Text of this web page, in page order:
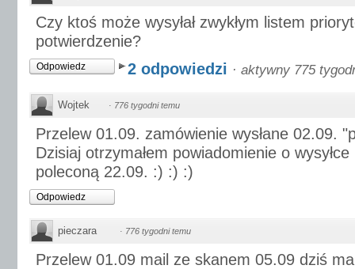
Czy ktoś może wysyłał zwykłym listem
potwierdzenie?
Odpowiedz 2 odpowiedzi · aktywny 775
Wojtek · 776 tygodni temu
Przelew 01.09. zamówienie wysłane 02.09.
Dzisiaj otrzymałem powiadomienie o
poleconą 22.09. :) :) :)
Odpowiedz
pieczara · 776 tygodni temu
Przelew 01.09 mail ze skanem 05.09 dziś